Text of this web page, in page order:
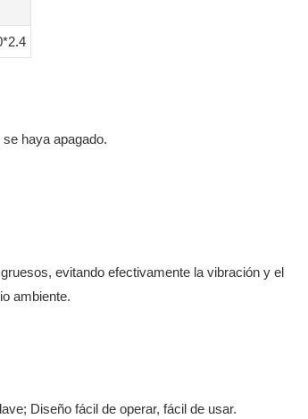
haya apagado.
evitando efectivamente la vibración y el
ambiente.
Diseño fácil de operar, fácil de usar.